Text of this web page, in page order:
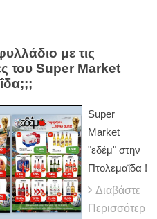
με τις
του Super Market
Super
Market
"εδέμ" στην
Πτολεμαΐδα !
Διαβάστε
Περισσότερ